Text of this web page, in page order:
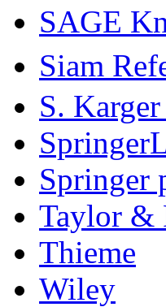
SAGE
Siam
S.
Springer
Taylor &
Thieme
Wiley